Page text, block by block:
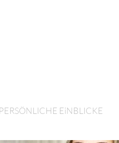
PERSÖNLICHE EiNBLICKE